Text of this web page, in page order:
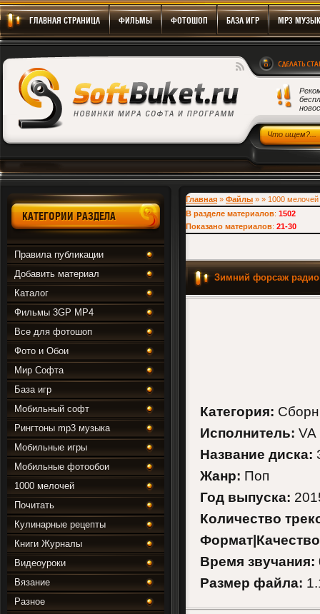
ГЛАВНАЯ СТРАНИЦА ФИЛЬМЫ ФОТОШОП БАЗА ИГР MP3
Скачать Игры, Программы, Фильмы бесплатно
Главная » Файлы » » 1000 мелочей
В разделе материалов: 1502
Показано материалов: 21-30
Зимний форсаж
Категория:
Исполнитель: VA
Название диска:
Жанр: Поп
Год выпуска:
Количество
Время звучания:
Размер файла:
КАТЕГОРИИ РАЗДЕЛА
Правила публикации
Добавить материал
Каталог
Фильмы 3GP MP4
Все для фотошоп
Фото и Обои
Мир Софта
База игр
Мобильный софт
Рингтоны mp3 музыка
Мобильные игры
Мобильные фотообои
1000 мелочей
Почитать
Кулинарные рецепты
Книги Журналы
Видеоуроки
Вязание
Разное